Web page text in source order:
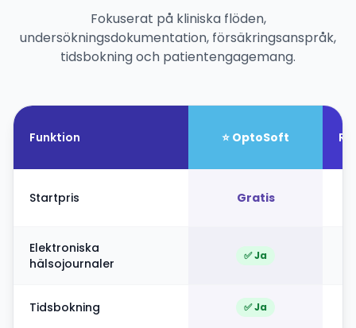
Fokuserat på kliniska flöden,
undersökningsdokumentation, försäkringsanspråk,
tidsbokning och patientengagemang.
Funktion ⭐ OptoSoft
Startpris Gratis
Elektroniska
hälsojournaler
✅ Ja
Tidsbokning ✅ Ja